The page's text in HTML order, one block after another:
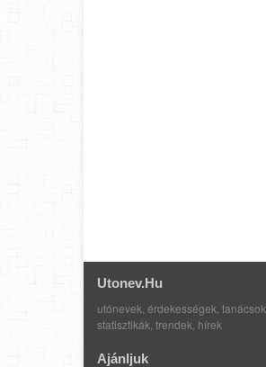
Utonev.hu
utónevek, érdekességek, tanácsok,
statisztikák, trendek, hírek
Ajánljuk